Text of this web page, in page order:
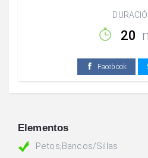
20
Facebook
Elementos
Petos,Bancos/Sillas